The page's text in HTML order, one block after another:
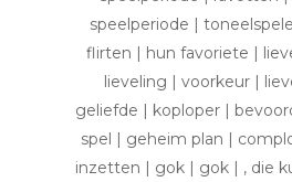
speelperiode |
flirten | hun favoriete |
lieveling | voorkeur |
geliefde | koploper |
spel | geheim plan |
inzetten | gok | gok | , die